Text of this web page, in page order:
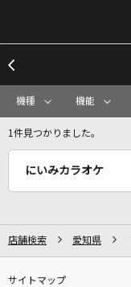
機種 機能
1件見つかりました。
にいみカラオケ
店舗検索 愛知県
サイトマップ